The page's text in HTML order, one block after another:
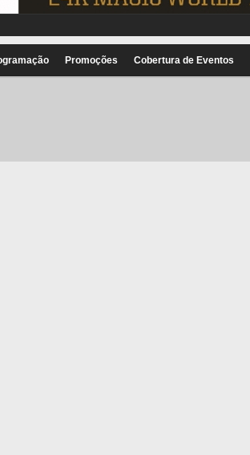
Promoções Cobertura de Eventos